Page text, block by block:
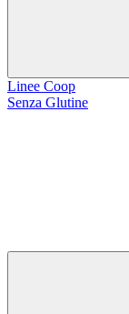
Linee Coop
Senza Glutine